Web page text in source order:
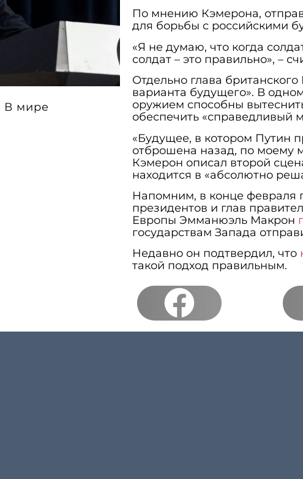
В мире
По мнению Кэмерона,
для борьбы с российскими
«Я не думаю, что когда
солдат – это правильно», –
Отдельно глава
варианта будущего». В
оружием способны
обеспечить «справедливый
«Будущее, в котором Путин
отброшена назад, по моему
Кэмерон описал второй
находится в «абсолютно
Напомним, в конце февраля
президентов и глав
Европы Эмманюэль Макрон
государствам Запада
Недавно он подтвердил, что
такой подход правильным.